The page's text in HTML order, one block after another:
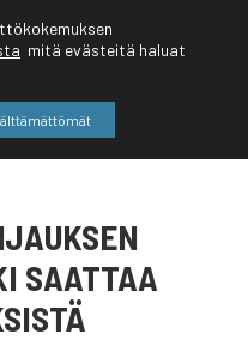
SAATTAA
mitä evästeitä haluat